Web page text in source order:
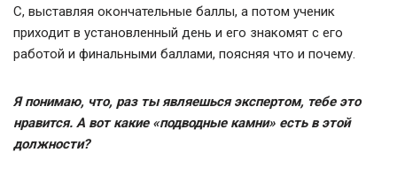
С, выставляя окончательные баллы, а потом ученик
приходит в установленный день и его знакомят с его
работой и финальными баллами, поясняя что и почему.
Я понимаю, что, раз ты являешься экспертом, тебе это
нравится. А вот какие «подводные камни» есть в этой
должности?